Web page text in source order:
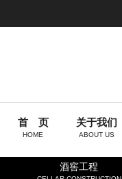
首 页
HOME
关于我们
ABOUT US
酒窖工程